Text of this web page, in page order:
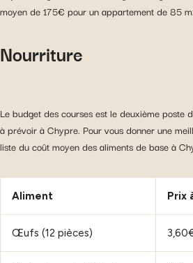
moyen de 175€ pour un appartement de 85
Nourriture
Le budget des courses est le deuxième poste
à prévoir à Chypre. Pour vous donner une
liste du coût moyen des aliments de base à
Aliment Prix
Œufs (12 pièces)